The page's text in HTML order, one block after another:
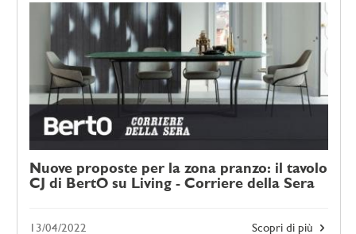
Nuove proposte per la zona pranzo: il tavolo
CJ di BertO su Living - Corriere della Sera
Scopri di più
13/04/2022